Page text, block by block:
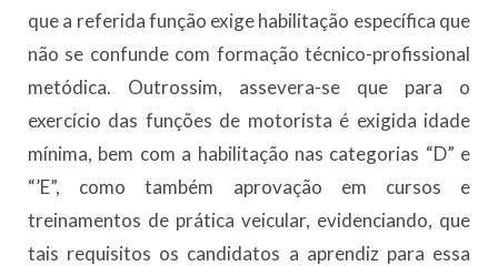
que a referida função exige habilitação específica que
não se confunde com formação técnico-profissional
metódica. Outrossim, assevera-se que para o
exercício das funções de motorista é exigida idade
mínima, bem com a habilitação nas categorias “D” e
“’E”, como também aprovação em cursos e
treinamentos de prática veicular, evidenciando, que
tais requisitos os candidatos a aprendiz para essa